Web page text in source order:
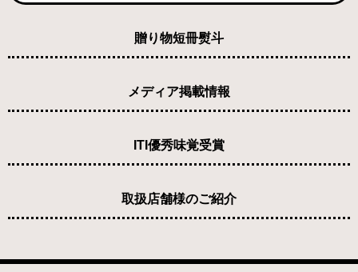
贈り物短冊熨斗
メディア掲載情報
ITI優秀味覚受賞
取扱店舗様のご紹介